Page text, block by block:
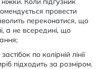
провести
переконатися, що
а не всередині, що
по колірній лінії
підходить за розміром.